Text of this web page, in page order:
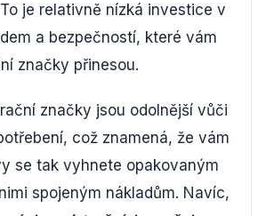
To je relativně nízká investice v
a bezpečností, které vám
značky přinesou.
značky jsou odolnější vůči
což znamená, že vám
se tak vyhnete opakovaným
spojeným nákladům. Navíc,